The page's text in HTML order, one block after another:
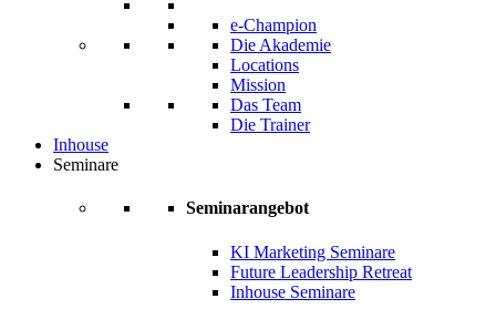
e-Champion
Die Akademie
Locations
Mission
Das Team
Die Trainer
Inhouse
Seminare
Seminarangebot
KI Marketing Seminare
Future Leadership Retreat
Inhouse Seminare